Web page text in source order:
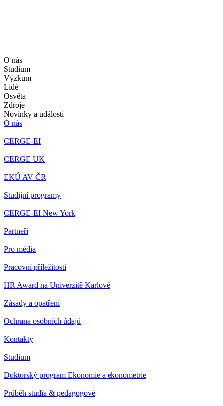
O nás
Studium
Výzkum
Lidé
Osvěta
Zdroje
Novinky a události
O nás
CERGE-EI
CERGE UK
EKÚ AV ČR
Studijní programy
CERGE-EI New York
Partneři
Pro média
Pracovní příležitosti
HR Award na Univerzitě Karlově
Zásady a opatření
Ochrana osobních údajů
Kontakty
Studium
Doktorský program Ekonomie a ekonometrie
Průběh studia & pedagogové